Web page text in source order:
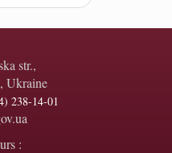
str.,
Ukraine
238-14-01
: